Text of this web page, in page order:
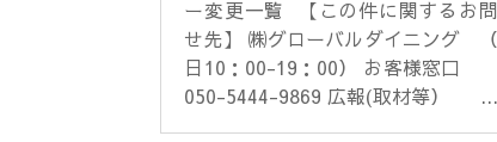
ー変更一覧 【この件に関するお
せ先】 ㈱グローバルダイニング
日10：00-19：00） お客様窓
050-5444-9869 広報(取材等） ...